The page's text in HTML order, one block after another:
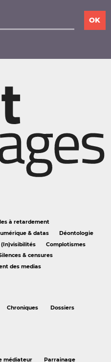
à retardement
& datas
Déontologie
(In)visibilités
Complotismes
& censures
des medias
Chroniques
Dossiers
médiateur Parrainage